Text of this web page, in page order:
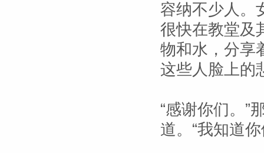
容纳不少人。
很快在教堂及
物和水，分享
这些人脸上的
“感谢你们。”
道。“我知道